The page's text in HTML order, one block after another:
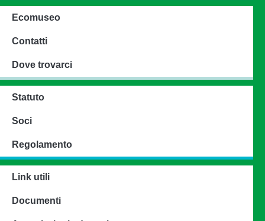
Ecomuseo
Contatti
Dove trovarci
Statuto
Soci
Regolamento
Link utili
Documenti